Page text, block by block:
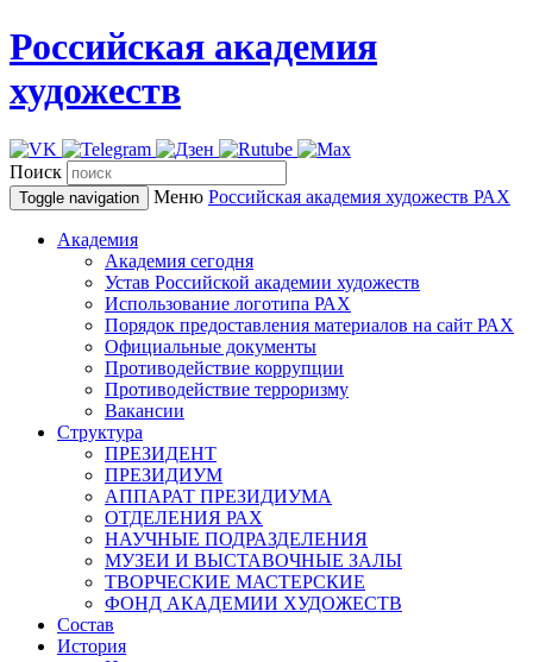
Российская академия
художеств
Поиск
Toggle navigation Меню Российская академия художеств РАХ
Академия
Академия сегодня
Устав Российской академии художеств
Использование логотипа РАХ
Порядок предоставления материалов на сайт РАХ
Официальные документы
Противодействие коррупции
Противодействие терроризму
Вакансии
Структура
ПРЕЗИДЕНТ
ПРЕЗИДИУМ
АППАРАТ ПРЕЗИДИУМА
ОТДЕЛЕНИЯ РАХ
НАУЧНЫЕ ПОДРАЗДЕЛЕНИЯ
МУЗЕИ И ВЫСТАВОЧНЫЕ ЗАЛЫ
ТВОРЧЕСКИЕ МАСТЕРСКИЕ
ФОНД АКАДЕМИИ ХУДОЖЕСТВ
Состав
История